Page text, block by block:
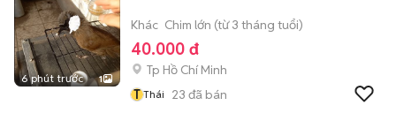
6 phút trước 1
Khác Chim lớn (từ 3 tháng tuổi)
40.000 đ
Tp Hồ Chí Minh
T Thái 23 đã bán